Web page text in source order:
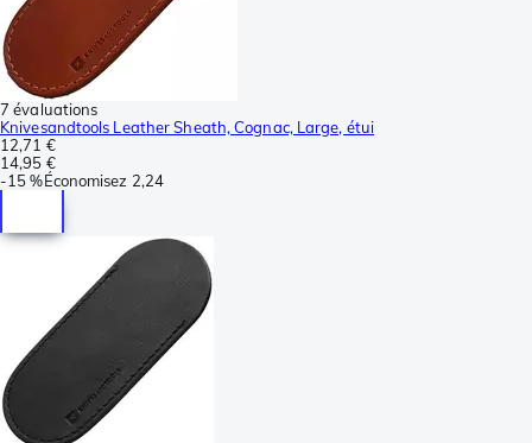
7 évaluations
Knivesandtools Leather Sheath, Cognac, Large, étui
12,71 €
14,95 €
-15 %Économisez 2,24